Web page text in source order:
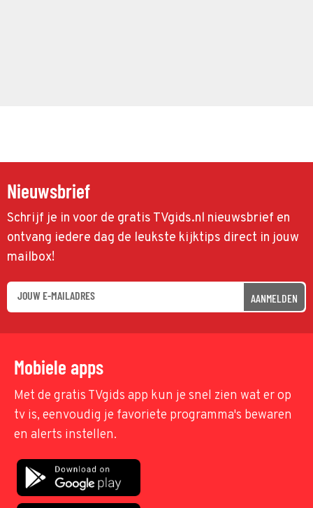
Nieuwsbrief
Schrijf je in voor de gratis TVgids.nl nieuwsbrief en
ontvang iedere dag de leukste kijktips direct in jouw
mailbox!
AANMELDEN
Mobiele apps
Met de gratis TVgids app kun je snel zien wat er op
tv is, eenvoudig je favoriete programma's bewaren
en alerts instellen.